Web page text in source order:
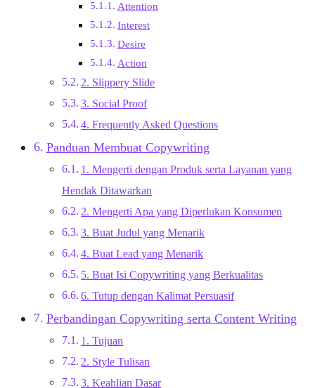
Attention
Interest
Desire
Action
2. Slippery Slide
3. Social Proof
4. Frequently Asked Questions
Panduan Membuat Copywriting
1. Mengerti dengan Produk serta Layanan yang
Hendak Ditawarkan
2. Mengerti Apa yang Diperlukan Konsumen
3. Buat Judul yang Menarik
4. Buat Lead yang Menarik
5. Buat Isi Copywriting yang Berkualitas
6. Tutup dengan Kalimat Persuasif
Perbandingan Copywriting serta Content Writing
1. Tujuan
2. Style Tulisan
3. Keahlian Dasar